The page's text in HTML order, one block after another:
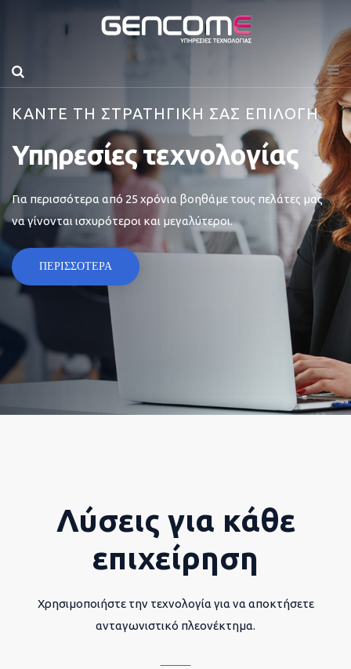
ΚΑΝΤΕ ΤΗ ΣΤΡΑΤΗΓΙΚΗ ΣΑΣ ΕΠΙΛΟΓΗ
Υπηρεσίες τεχνολογίας
Για περισσότερα από 25 χρόνια βοηθάμε τους πελάτες μας
να γίνονται ισχυρότεροι και μεγαλύτεροι.
ΠΕΡΙΣΣΟΤΕΡΑ
Λύσεις για κάθε
επιχείρηση
Χρησιμοποιήστε την τεχνολογία για να αποκτήσετε
ανταγωνιστικό πλεονέκτημα.